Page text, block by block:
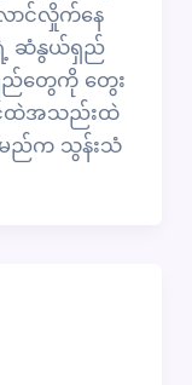
ာင်လှိုက်နေ
ဆံနွယ်ရှည်
တွေကို​ တွေး
ထဲအသည်းထဲ
မည်က သွန်းသံ